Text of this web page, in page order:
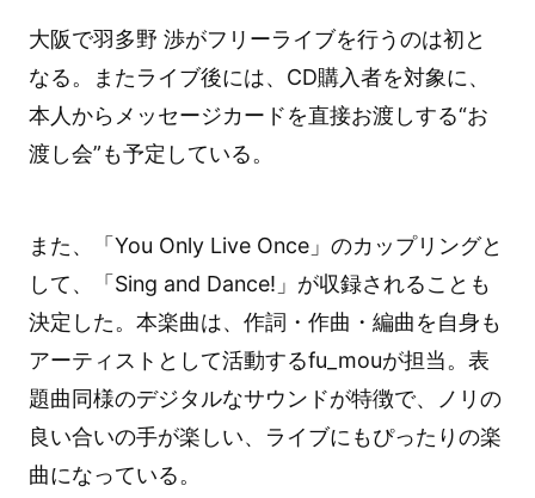
大阪で羽多野 渉がフリーライブを行うのは初と
なる。またライブ後には、CD購入者を対象に、
本人からメッセージカードを直接お渡しする“お
渡し会”も予定している。
また、「You Only Live Once」のカップリングと
して、「Sing and Dance!」が収録されることも
決定した。本楽曲は、作詞・作曲・編曲を自身も
アーティストとして活動するfu_mouが担当。表
題曲同様のデジタルなサウンドが特徴で、ノリの
良い合いの手が楽しい、ライブにもぴったりの楽
曲になっている。